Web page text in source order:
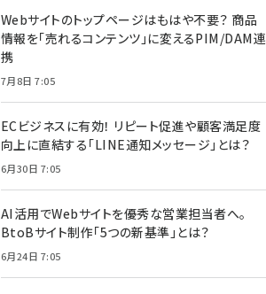
Webサイトのトップページはもはや不要？ 商品
情報を「売れるコンテンツ」に変えるPIM/DAM連
携
7月8日 7:05
ECビジネスに有効！ リピート促進や顧客満足度
向上に直結する「LINE通知メッセージ」とは？
6月30日 7:05
AI活用でWebサイトを優秀な営業担当者へ。
BtoBサイト制作「5つの新基準」とは？
6月24日 7:05